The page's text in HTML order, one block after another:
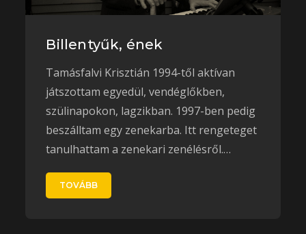
Billentyűk, ének
Tamásfalvi Krisztián 1994-től aktívan
játszottam egyedül, vendéglőkben,
szülinapokon, lagzikban. 1997-ben pedig
beszálltam egy zenekarba. Itt rengeteget
tanulhattam a zenekari zenélésről.…
TOVÁBB